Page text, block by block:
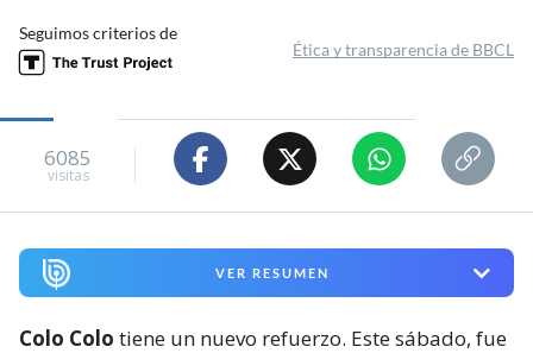
Seguimos criterios de
Ética y transparencia de BBCL
6085
visitas
VER RESUMEN
Colo Colo tiene un nuevo refuerzo. Este sábado, fue